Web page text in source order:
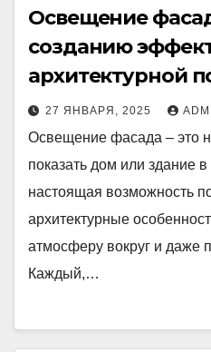
Освещение
созданию
архитектурной
27 ЯНВАРЯ, 2025
Освещение фасада – это
показать дом или здание
настоящая возможность
архитектурные
атмосферу вокруг и даже
Каждый,…